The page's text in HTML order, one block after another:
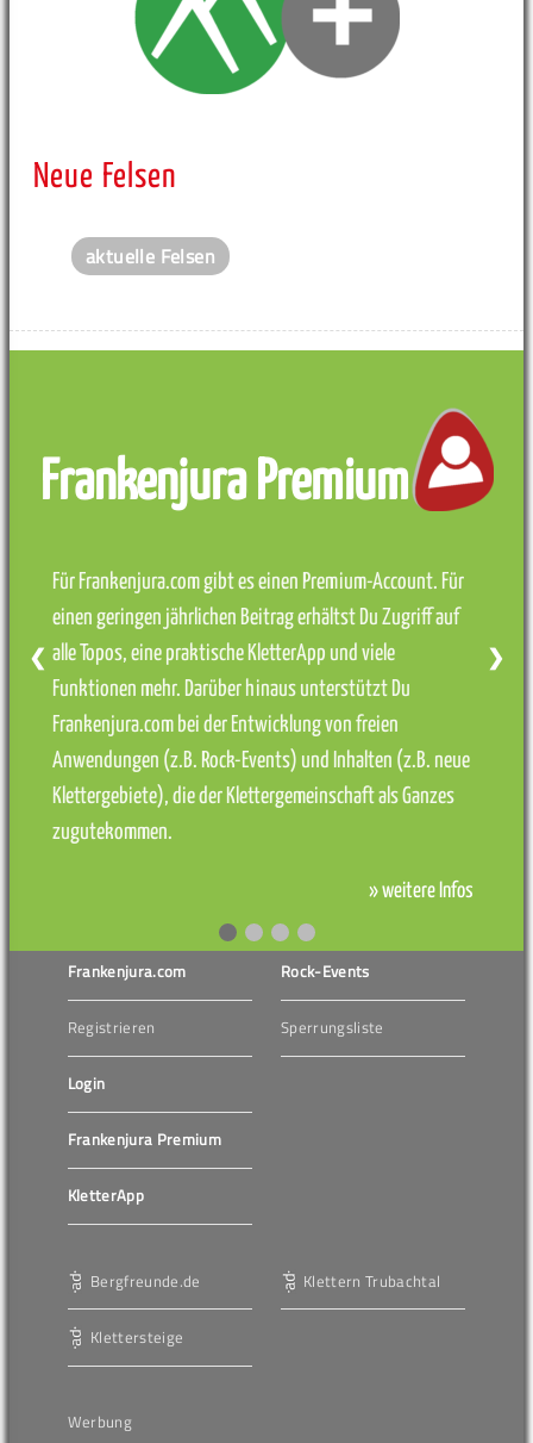
Neue Felsen
aktuelle Felsen
Frankenjura Premium
Für Frankenjura.com gibt es einen Premium-Account. Für
einen geringen jährlichen Beitrag erhältst Du Zugriff auf
alle Topos, eine praktische KletterApp und viele
Funktionen mehr. Darüber hinaus unterstützt Du
Frankenjura.com bei der Entwicklung von freien
Anwendungen (z.B. Rock-Events) und Inhalten (z.B. neue
Klettergebiete), die der Klettergemeinschaft als Ganzes
zugutekommen.
» weitere Infos
❮ ❯
Frankenjura.com
Registrieren
Login
Frankenjura Premium
KletterApp
Rock-Events
Sperrungsliste
Bergfreunde.de
Klettersteige
Klettern Trubachtal
Werbung